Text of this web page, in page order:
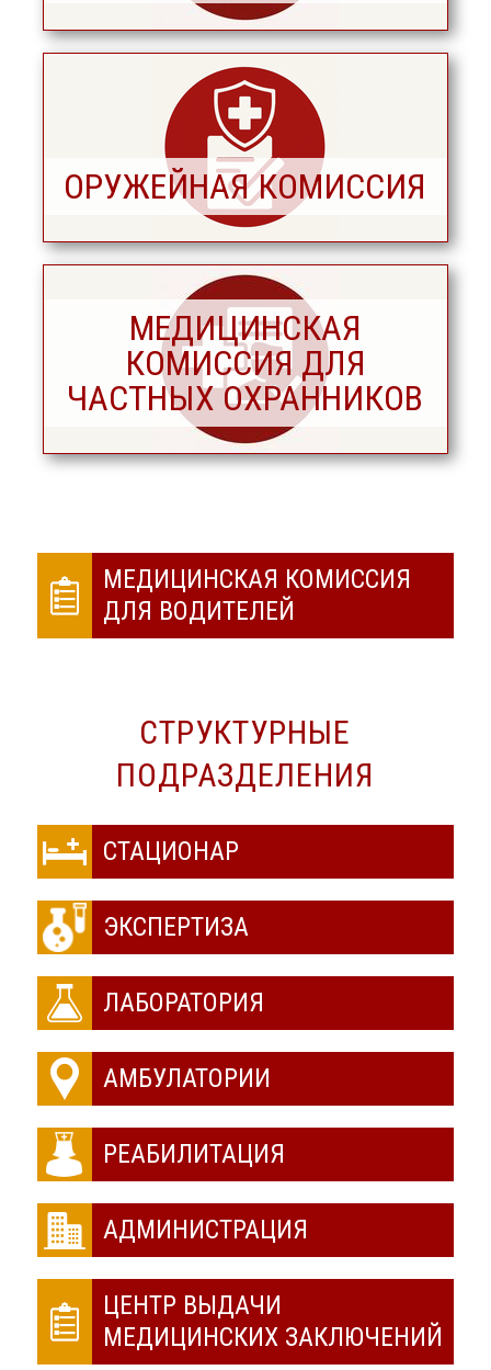
ОРУЖЕЙНАЯ КОМИССИЯ
МЕДИЦИНСКАЯ
КОМИССИЯ ДЛЯ
ЧАСТНЫХ ОХРАННИКОВ
МЕДИЦИНСКАЯ КОМИССИЯ
ДЛЯ ВОДИТЕЛЕЙ
СТРУКТУРНЫЕ
ПОДРАЗДЕЛЕНИЯ
СТАЦИОНАР
ЭКСПЕРТИЗА
ЛАБОРАТОРИЯ
АМБУЛАТОРИИ
РЕАБИЛИТАЦИЯ
АДМИНИСТРАЦИЯ
ЦЕНТР ВЫДАЧИ
МЕДИЦИНСКИХ ЗАКЛЮЧЕНИЙ